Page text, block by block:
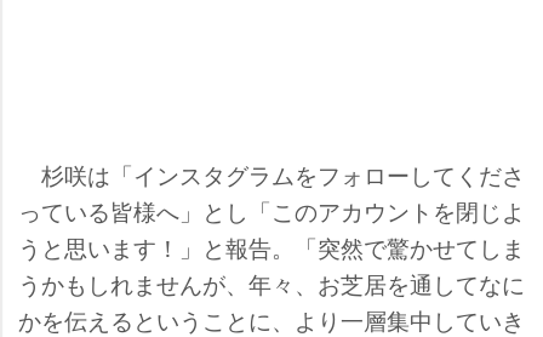
杉咲は「インスタグラムをフォローしてくださ
っている皆様へ」とし「このアカウントを閉じよ
うと思います！」と報告。「突然で驚かせてしま
うかもしれませんが、年々、お芝居を通してなに
かを伝えるということに、より一層集中していき